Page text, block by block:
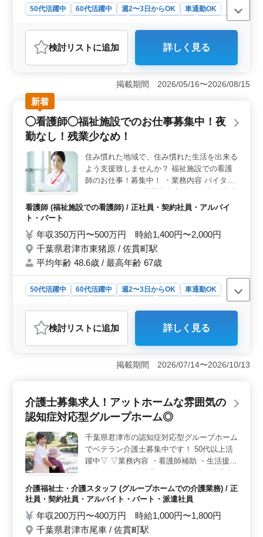
50代活躍中 60代活躍中 週2〜3日からOK
車通勤OK
派遣社員
介護福祉士・介護スタッフ
おすすめポイント
＜魅力ポイント＞ この特養施設では車通勤が可能でシ
ニアの方々が活躍しています。週5日勤務可能な方を歓迎
し、条件面も優遇しています。お客様から高い評価を得
ている企業で安定した環境で働けます。 ＜業務内容
＞ 介護士業務全般を担当します。食事や排泄の介助か
らレクリエーション、リハビリテーションのサポートま
で利用者の日常生活をサポートします。また書類作成や
パー2級以上の介護資格と介護経験1年以上が必要です。
学歴については特に制限はありません。週3〜5日の勤務
で週休2日のシフト制が適用されます。積極的に活躍した
い方、安定した環境で働きたい方におすすめです。
検討リスト に追加 詳しく見る
掲載期間 2026/05/16〜2026/08/15
新着
◯看護師◯福祉施設でのお仕事募集中！夜
勤なし！残業少なめ！
住み慣れた地域で、住み慣れた生活を出来る
よう支援致しませんか？ 福祉施設での看護
師のお仕事！募集中！ ・業務内容 バイタル
員への医療に関する指導 簡単な医療処置 等
あるベテランの方！週5日勤務可能な方！歓
迎致します♪ 皆様のご応募お待ちしておりま
す！
看護師 (福祉施設での看護師) / 正社員・契約社員・アルバイ
ト・パート
年収350万円〜500万円 時給1,400円〜2,000円
千葉県君津市東猪原 / 佐貫町駅
平均年齢 48.6歳 / 最高年齢 67歳
50代活躍中 60代活躍中 週2〜3日からOK
車通勤OK
おすすめポイント
＜働きやすさ＞ 千葉県君津市の福祉施設での看護師業
務を募集しています。夜勤がなく、残業も少なめなの
で、ワークライフバランスを大切にしたい方におすすめ
過ごせます。 ＜業務内容＞ バイタルチェックや食
事・排泄の補助、入浴の介助など、福祉施設での看護業
ます。患者様とのコミュニケーションを大切にし、安心
できる環境を提供します。 ＜特徴＞ 完全週休2日制
で、残業が少ないため、プライベートの時間を大切にで
きます。ベテランの方や週5日勤務可能な方の応募を歓迎
しています。家庭との両立を重視しながら、安定して働
きたい方に最適です。福利厚生も充実しており、安心し
て長く勤務できる環境です。
検討リスト に追加 詳しく見る
掲載期間 2026/07/14〜2026/10/13
介護士募集求人！アットホームな雰囲気の
認知症対応型グループホーム◎
千葉県君津市の認知症対応型グループホーム
でベテラン介護士募集中です！ 50代以上活
躍中▽ ▽業務内容 ・看護師補助 ・生活援助
助など） ・サービス利用者の家族との相
談、助言 ・身体機能の維持・回復サポート
勤業務なし ・交通費実費支給 ・マイカー通
勤OK☆ お気軽にお問い合わせください＾＾
介護福祉士・介護スタッフ (グループホームでの介護業務) / 正
社員・契約社員・アルバイト・パート・派遣社員
年収200万円〜400万円 時給1,000円〜1,800円
千葉県君津市尾車 / 佐貫町駅